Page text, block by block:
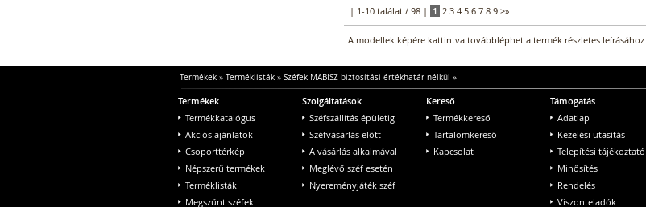
| 1-10 találat / 98 | 1 2 3 4 5 6 7 8 9 >»
A modellek képére kattintva továbbléphet a termék részletes leírásához
Termékek» Terméklisták» Széfek MABISZ biztosítási értékhatár nélkül »
Termékek
Termékkatalógus
Akciós ajánlatok
Csoporttérkép
Népszerű termékek
Terméklisták
Megszűnt széfek
Szolgáltatások
Széfszállítás épületig
Széfvásárlás előtt
A vásárlás alkalmával
Meglévő széf esetén
Nyereményjáték széf
Kereső
Termékkereső
Tartalomkereső
Kapcsolat
Támogatás
Adatlap
Kezelési utasítás
Telepítési tájékoztató
Minősítés
Rendelés
Viszonteladók